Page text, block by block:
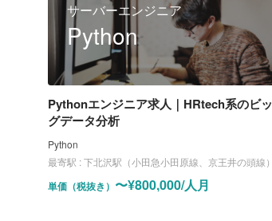
サーバーエンジニア
Python
Pythonエンジニア求人｜HRtech系のビッ
グデータ分析
Python
最寄駅 :下北沢駅（小田急小田原線、京王井の頭線）
単価（税抜き） 〜¥800,000/人月